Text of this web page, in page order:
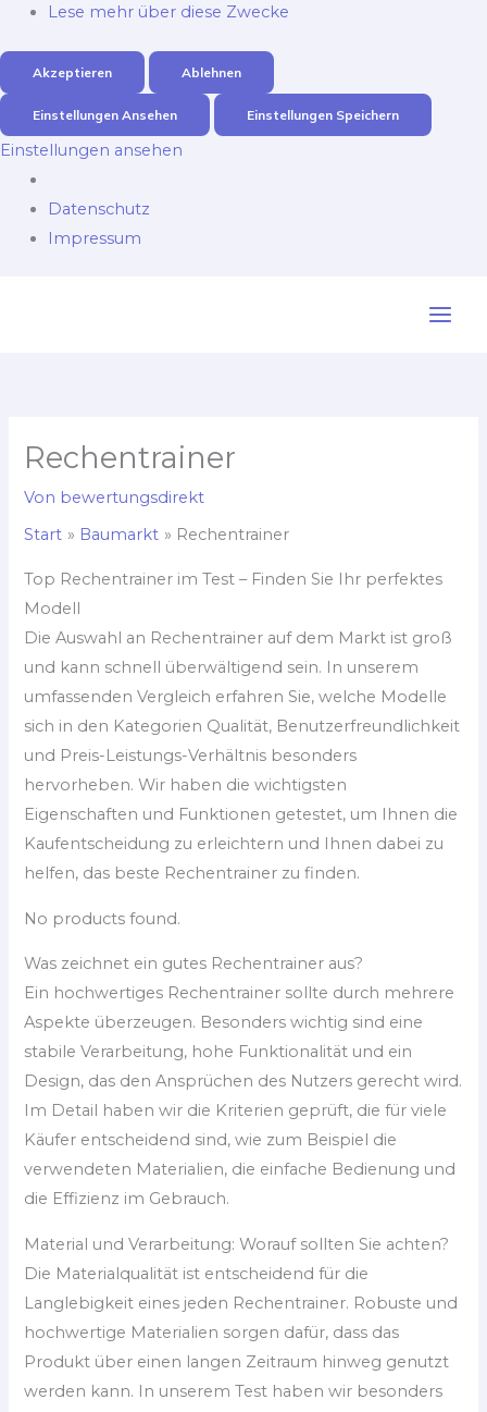
Lese mehr über diese Zwecke
Akzeptieren Ablehnen
Einstellungen Ansehen Einstellungen Speichern
Einstellungen ansehen
Datenschutz
Impressum
Rechentrainer
Von bewertungsdirekt
Start
Baumarkt Rechentrainer
Top Rechentrainer im Test – Finden Sie Ihr perfektes
Modell
Die Auswahl an Rechentrainer auf dem Markt ist groß
und kann schnell überwältigend sein. In unserem
umfassenden Vergleich erfahren Sie, welche Modelle
sich in den Kategorien Qualität, Benutzerfreundlichkeit
und Preis-Leistungs-Verhältnis besonders
hervorheben. Wir haben die wichtigsten
Eigenschaften und Funktionen getestet, um Ihnen die
Kaufentscheidung zu erleichtern und Ihnen dabei zu
helfen, das beste Rechentrainer zu finden.
No products found.
Was zeichnet ein gutes Rechentrainer aus?
Ein hochwertiges Rechentrainer sollte durch mehrere
Aspekte überzeugen. Besonders wichtig sind eine
stabile Verarbeitung, hohe Funktionalität und ein
Design, das den Ansprüchen des Nutzers gerecht wird.
Im Detail haben wir die Kriterien geprüft, die für viele
Käufer entscheidend sind, wie zum Beispiel die
verwendeten Materialien, die einfache Bedienung und
die Effizienz im Gebrauch.
Material und Verarbeitung: Worauf sollten Sie achten?
Die Materialqualität ist entscheidend für die
Langlebigkeit eines jeden Rechentrainer. Robuste und
hochwertige Materialien sorgen dafür, dass das
Produkt über einen langen Zeitraum hinweg genutzt
werden kann. In unserem Test haben wir besonders